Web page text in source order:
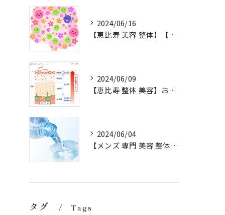
2024/06/16
【恵比寿 美容 整体】【健康 腸内環境】
2024/06/09
【恵比寿 整体 美容】お水 ターンオーバー
2024/06/04
【メンズ 専門 美容 整体 sjuni】【水以外ののみものはOK?】
タグ Tags